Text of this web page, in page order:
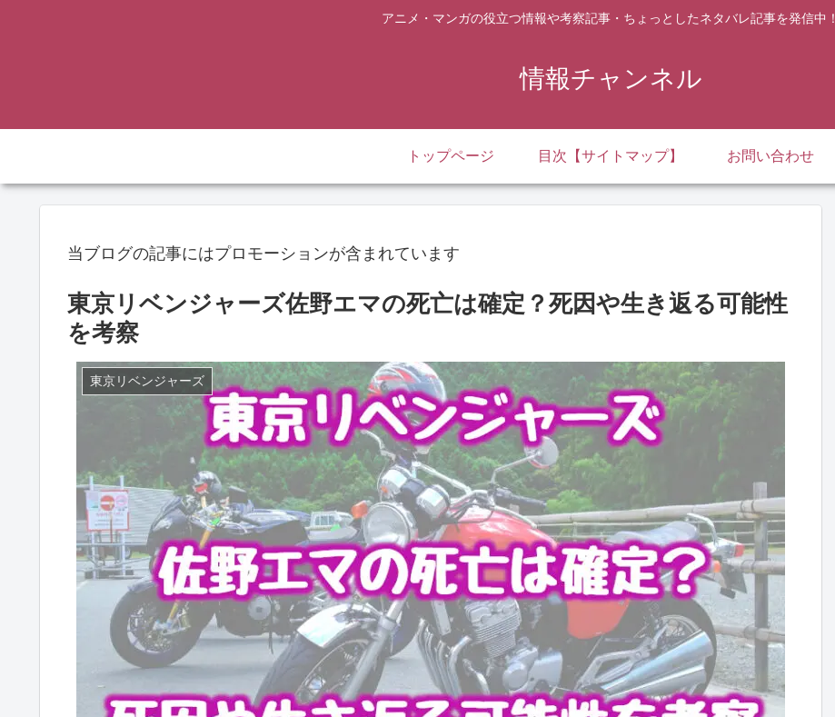
アニメ・マンガの役立つ情報や考察記事・ちょっとしたネタバレ記事を発信中！
情報チャンネル
トップページ 目次【サイトマップ】 お問い合わせ
当ブログの記事にはプロモーションが含まれています
東京リベンジャーズ佐野エマの死亡は確定？死因や生き返る可能性
を考察
東京リベンジャーズ